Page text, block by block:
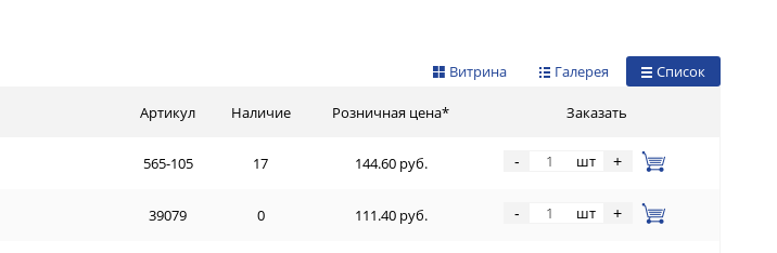
Список
Галерея
Витрина
Артикул Наличие Розничная цена* Заказать
565-105 17 144.60 руб. - шт +
39079 0 111.40 руб. - шт +